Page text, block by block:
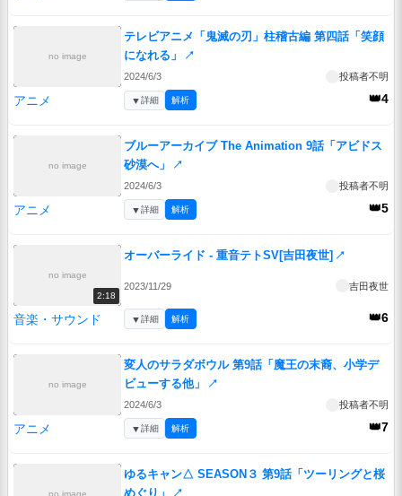
no image
テレビアニメ「鬼滅の刃」柱稽古編 第四話「笑顔
になれる」
↗
2024/6/3 投稿者不明
アニメ 👑4
▼詳細 解析
no image
ブルーアーカイブ The Animation 9話「アビドス
砂漠へ」
↗
2024/6/3 投稿者不明
アニメ 👑5
▼詳細 解析
no image
2:18
オーバーライド - 重音テトSV[吉田夜世] ↗
2023/11/29 吉田夜世
音楽・サウンド 👑6
▼詳細 解析
no image
変人のサラダボウル 第9話「魔王の末裔、小学デ
ビューする他」
↗
2024/6/3 投稿者不明
アニメ 👑7
▼詳細 解析
no image
ゆるキャン△ SEASON３ 第9話「ツーリングと桜
めぐり」
↗